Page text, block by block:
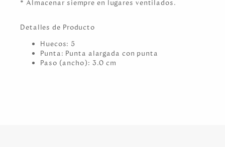
* Almacenar siempre en lugares ventilados.
Detalles de Producto
Huecos: 5
Punta: Punta alargada con punta
Paso (ancho): 3.0 cm